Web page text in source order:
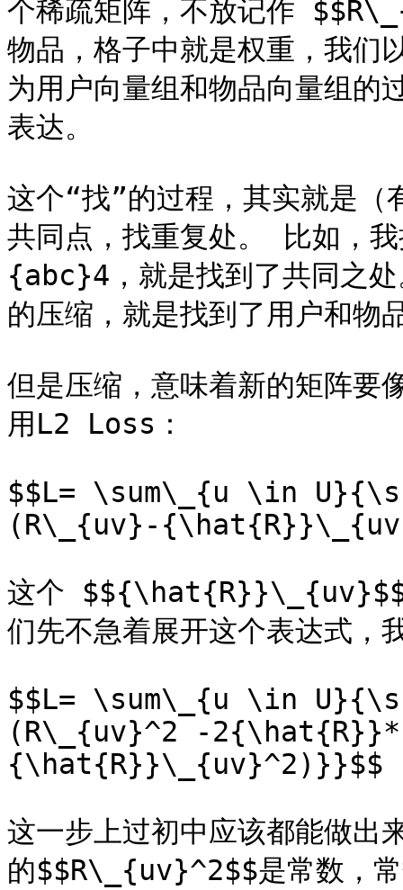
个稀疏矩阵，不放记作
物品，格子中就是权重，我们
为用户向量组和物品向量组的
表达。
这个“找”的过程，其实就是（
共同点，找重复处。 比如，
{abc}4，就是找到了共同之
的压缩，就是找到了用户和物
但是压缩，意味着新的矩阵要
用L2 Loss：
$$L= \sum\_{u \in
(R\_{uv}-
这个 $${\hat{R}}\_{uv}$$，
们先不急着展开这个表达式，
$$L= \sum\_{u \in
(R\_{uv}^2 -
{\hat{R}}\_{uv}^2)}}$$
这一步上过初中应该都能做出
的$$R\_{uv}^2$$是常数，